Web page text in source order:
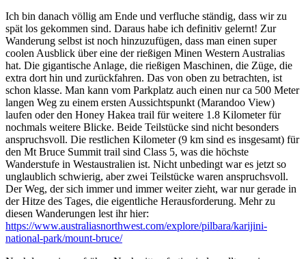
Ich bin danach völlig am Ende und verfluche ständig, dass wir zu
spät los gekommen sind. Daraus habe ich definitiv gelernt! Zur
Wanderung selbst ist noch hinzuzufügen, dass man einen super
coolen Ausblick über eine der rießigen Minen Western Australias
hat. Die gigantische Anlage, die rießigen Maschinen, die Züge, die
extra dort hin und zurückfahren. Das von oben zu betrachten, ist
schon klasse. Man kann vom Parkplatz auch einen nur ca 500 Meter
langen Weg zu einem ersten Aussichtspunkt (Marandoo View)
laufen oder den Honey Hakea trail für weitere 1.8 Kilometer für
nochmals weitere Blicke. Beide Teilstücke sind nicht besonders
anspruchsvoll. Die restlichen Kilometer (9 km sind es insgesamt) für
den Mt Bruce Summit trail sind Class 5, was die höchste
Wanderstufe in Westaustralien ist. Nicht unbedingt war es jetzt so
unglaublich schwierig, aber zwei Teilstücke waren anspruchsvoll.
Der Weg, der sich immer und immer weiter zieht, war nur gerade in
der Hitze des Tages, die eigentliche Herausforderung. Mehr zu
diesen Wanderungen lest ihr hier:
https://www.australiasnorthwest.com/explore/pilbara/karijini-
national-park/mount-bruce/